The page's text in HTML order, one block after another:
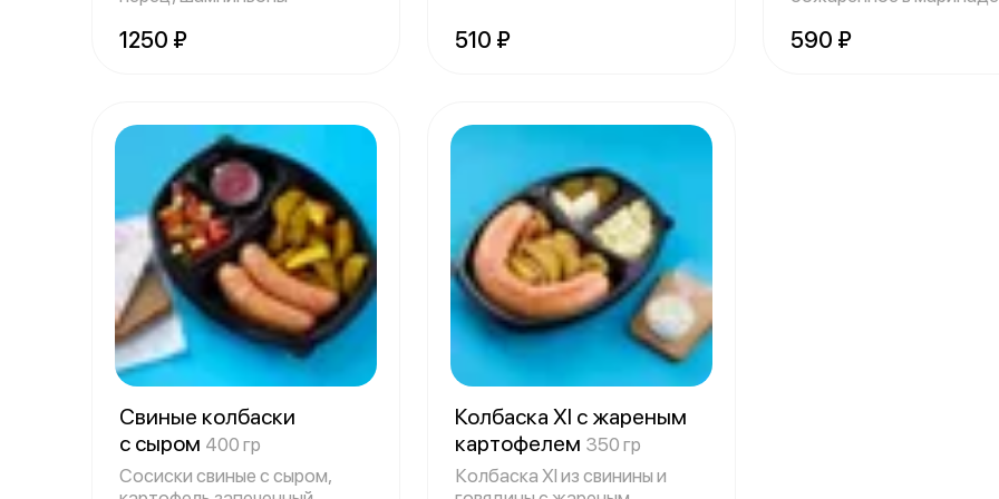
1250 ₽ 510 ₽ 590 ₽
Свиные колбаски
с сыром 400 гр
Сосиски свиные с сыром,
Колбаска Xl с жареным
картофелем 350 гр
Колбаска Xl из свинины и